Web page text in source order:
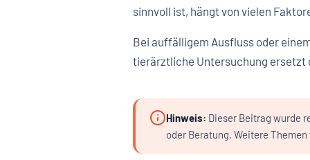
sinnvoll ist, hängt von vielen
Bei auffälligem Ausfluss oder
tierärztliche Untersuchung ersetzt
Hinweis: Dieser Beitrag wurde
oder Beratung. Weitere